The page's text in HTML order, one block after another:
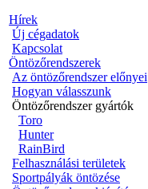
Hírek
Új cégadatok
Kapcsolat
Öntözőrendszerek
Az öntözőrendszer előnyei
Hogyan válasszunk
Öntözőrendszer gyártók
Toro
Hunter
RainBird
Felhasználási területek
Sportpályák öntözése